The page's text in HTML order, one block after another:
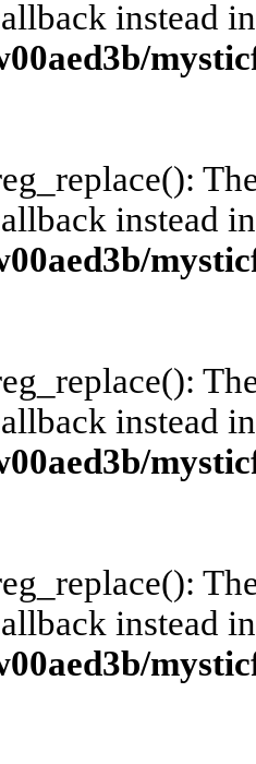
instead in
instead in
instead in
instead in